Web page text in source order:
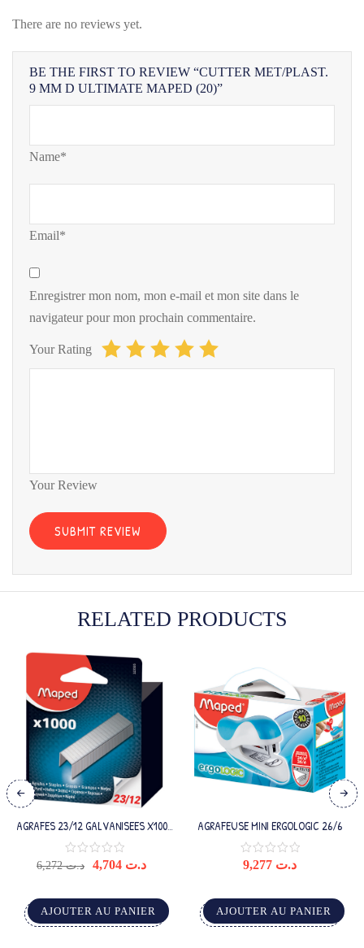
There are no reviews yet.
BE THE FIRST TO REVIEW “CUTTER MET/PLAST.
9 MM D ULTIMATE MAPED (20)”
Name*
Email*
Enregistrer mon nom, mon e-mail et mon site dans le
navigateur pour mon prochain commentaire.
Your Rating
Your Review
RELATED PRODUCTS
AGRAFES 23/12 GALVANISEES X1000
BOITE BROCHAB
د.ت6,272 د.ت
AJOUTER AU PANIER
AGRAFEUSE MINI ERGOLOGIC 26/6
د.ت
AJOUTER AU PANIER